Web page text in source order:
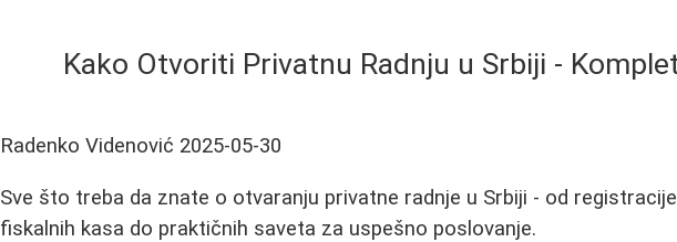
Kako Otvoriti Privatnu Radnju u Srbiji -
Radenko Videnović 2025-05-30
Sve što treba da znate o otvaranju privatne radnje u Srbiji - od
fiskalnih kasa do praktičnih saveta za uspešno poslovanje.